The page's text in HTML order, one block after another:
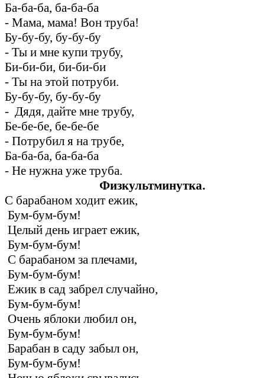
Ба-ба-ба, ба-ба-ба
- Мама, мама! Вон труба!
Бу-бу-бу, бу-бу-бу
- Ты и мне купи трубу,
Би-би-би, би-би-би
- Ты на этой потруби.
Бу-бу-бу, бу-бу-бу
- Дядя, дайте мне трубу,
Бе-бе-бе, бе-бе-бе
- Потрубил я на трубе,
Ба-ба-ба, ба-ба-ба
- Не нужна уже труба.
Физкультминутка.
С барабаном ходит ежик,
Бум-бум-бум!
Целый день играет ежик,
Бум-бум-бум!
С барабаном за плечами,
Бум-бум-бум!
Ежик в сад забрел случайно,
Бум-бум-бум!
Очень яблоки любил он,
Бум-бум-бум!
Барабан в саду забыл он,
Бум-бум-бум!